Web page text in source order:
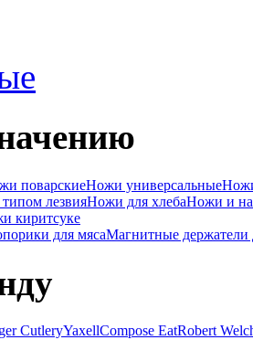
поварскиеНожи универсальные
лезвияНожи для хлебаНожи и
киритсуке
для мясаМагнитные держатели
CutleryYaxellCompose EatRobert